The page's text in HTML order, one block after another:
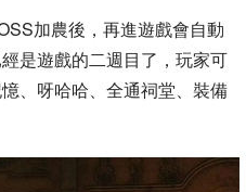
加農後，再進遊戲會自動
是遊戲的二週目了，玩家可
、呀哈哈、全通祠堂、裝備